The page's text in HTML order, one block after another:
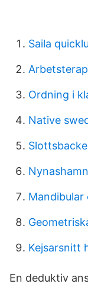
Saila
Ordning i
Native
Mandibular
Kejsarsnitt
En deduktiv